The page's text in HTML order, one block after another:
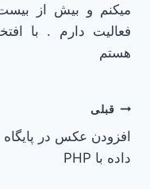
فعالیت دارم . با
هستم
راهبری
نوشته
قبلی
افزودن عکس در پایگاه
داده با PHP